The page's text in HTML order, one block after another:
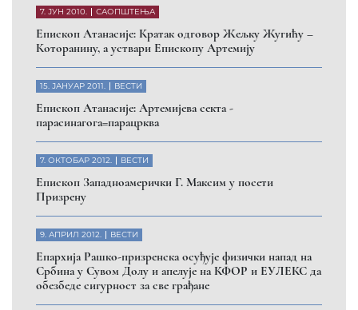
7. ЈУН 2010. САОПШТЕЊА
Eпископ Атанасије: Кратак одговор Жељку Жугићу –
Которанину, а уствари Епископу Артемију
15. ЈАНУАР 2011. ВЕСТИ
Eпископ Атанасије: Артемијева секта -
парасинагога=парацрква
7. ОКТОБАР 2012. ВЕСТИ
Eпископ Западноамерички Г. Максим у посети
Призрену
9. АПРИЛ 2012. ВЕСТИ
Eпархија Рашко-призренска осуђује физички напад на
Србина у Сувом Долу и апелује на КФОР и ЕУЛЕКС да
обезбеде сигурност за све грађане